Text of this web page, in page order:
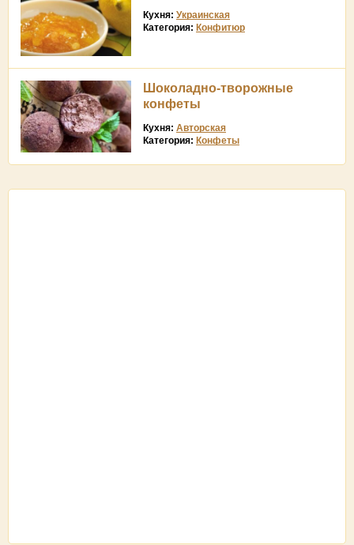
Кухня: Украинская
Категория: Конфитюр
Шоколадно-творожные
конфеты
Кухня: Авторская
Категория: Конфеты